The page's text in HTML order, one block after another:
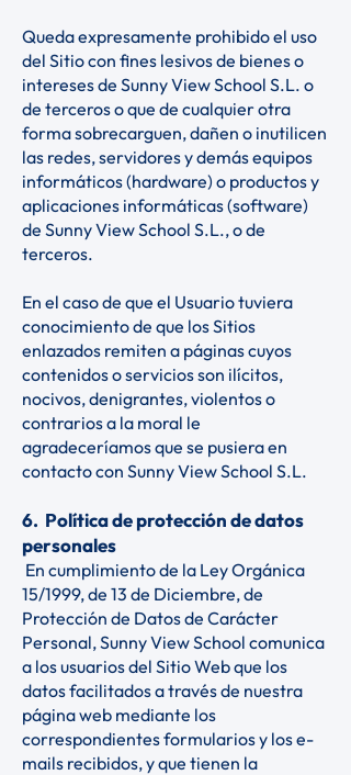
Queda expresamente prohibido el uso
del Sitio con fines lesivos de bienes o
intereses de Sunny View School S.L. o
de terceros o que de cualquier otra
forma sobrecarguen, dañen o inutilicen
las redes, servidores y demás equipos
informáticos (hardware) o productos y
aplicaciones informáticas (software)
de Sunny View School S.L., o de
terceros.
En el caso de que el Usuario tuviera
conocimiento de que los Sitios
enlazados remiten a páginas cuyos
contenidos o servicios son ilícitos,
nocivos, denigrantes, violentos o
contrarios a la moral le
agradeceríamos que se pusiera en
contacto con Sunny View School S.L.
6. Política de protección de datos
personales
En cumplimiento de la Ley Orgánica
15/1999, de 13 de Diciembre, de
Protección de Datos de Carácter
Personal, Sunny View School comunica
a los usuarios del Sitio Web que los
datos facilitados a través de nuestra
página web mediante los
correspondientes formularios y los e-
mails recibidos, y que tienen la